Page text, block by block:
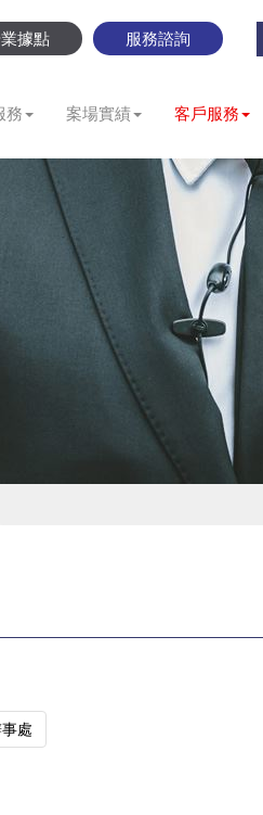
務 案場實績 客戶服務
據點 服務諮詢
處